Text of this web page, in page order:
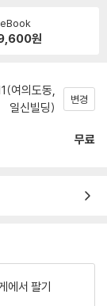
eBook
원
여의도동,
일신빌딩)
변경
무료
에서 팔기